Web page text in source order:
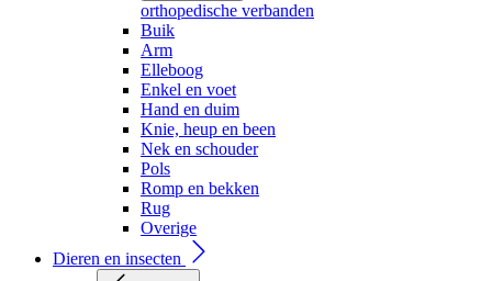
orthopedische verbanden
Buik
Arm
Elleboog
Enkel en voet
Hand en duim
Knie, heup en been
Nek en schouder
Pols
Romp en bekken
Rug
Overige
Dieren en insecten